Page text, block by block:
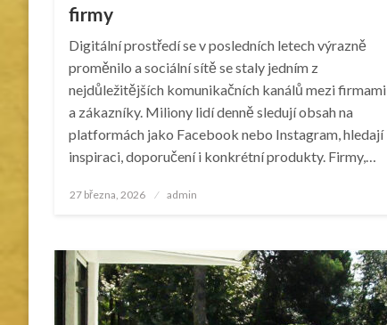
firmy
Digitální prostředí se v posledních letech výrazně
proměnilo a sociální sítě se staly jedním z
nejdůležitějších komunikačních kanálů mezi firmami
a zákazníky. Miliony lidí denně sledují obsah na
platformách jako Facebook nebo Instagram, hledají
inspiraci, doporučení i konkrétní produkty. Firmy,…
Posted
27 března, 2026 admin